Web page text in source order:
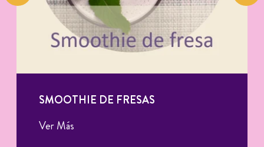
SMOOTHIE DE FRESAS
Ver Más